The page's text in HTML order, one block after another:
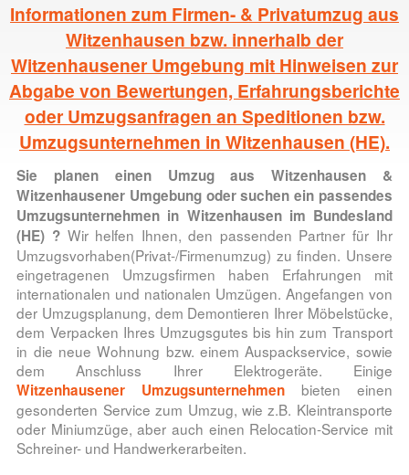
Informationen zum Firmen- & Privatumzug aus
Witzenhausen bzw. innerhalb der
Witzenhausener Umgebung mit Hinweisen zur
Abgabe von Bewertungen, Erfahrungsberichte
oder Umzugsanfragen an Speditionen bzw.
Umzugsunternehmen in Witzenhausen (HE).
Sie planen einen Umzug aus Witzenhausen &
Witzenhausener Umgebung oder suchen ein passendes
Umzugsunternehmen in Witzenhausen im Bundesland
(HE) ? Wir helfen Ihnen, den passenden Partner für Ihr
Umzugsvorhaben(Privat-/Firmenumzug) zu finden. Unsere
eingetragenen Umzugsfirmen haben Erfahrungen mit
internationalen und nationalen Umzügen. Angefangen von
der Umzugsplanung, dem Demontieren Ihrer Möbelstücke,
dem Verpacken Ihres Umzugsgutes bis hin zum Transport
in die neue Wohnung bzw. einem Auspackservice, sowie
dem Anschluss Ihrer Elektrogeräte. Einige
Witzenhausener Umzugsunternehmen bieten einen
gesonderten Service zum Umzug, wie z.B. Kleintransporte
oder Miniumzüge, aber auch einen Relocation-Service mit
Schreiner- und Handwerkerarbeiten.